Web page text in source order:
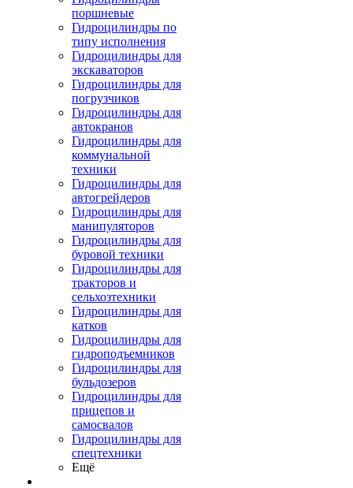
поршневые
Гидроцилиндры по
типу исполнения
Гидроцилиндры для
экскаваторов
Гидроцилиндры для
погрузчиков
Гидроцилиндры для
автокранов
Гидроцилиндры для
коммунальной
техники
Гидроцилиндры для
автогрейдеров
Гидроцилиндры для
манипуляторов
Гидроцилиндры для
буровой техники
Гидроцилиндры для
тракторов и
сельхозтехники
Гидроцилиндры для
катков
Гидроцилиндры для
гидроподъемников
Гидроцилиндры для
бульдозеров
Гидроцилиндры для
прицепов и
самосвалов
Гидроцилиндры для
спецтехники
Ещё